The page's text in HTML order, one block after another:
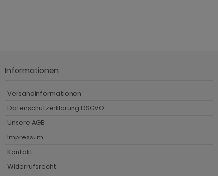
Informationen
Versandinformationen
Datenschutzerklärung DSGVO
Unsere AGB
Impressum
Kontakt
Widerrufsrecht